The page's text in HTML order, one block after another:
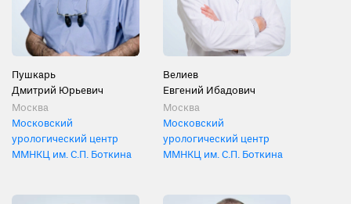
Пушкарь
Дмитрий Юрьевич
Москва
Московский
урологический центр
ММНКЦ им. С.П. Боткина
Велиев
Евгений Ибадович
Москва
Московский
урологический центр
ММНКЦ им. С.П. Боткина